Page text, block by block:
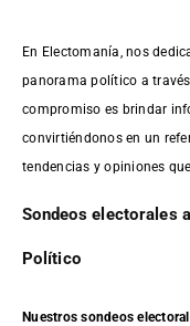
En Electomanía, nos
panorama político a
compromiso es brindar
convirtiéndonos en un
tendencias y opiniones
Sondeos electorales
Político
Nuestros sondeos